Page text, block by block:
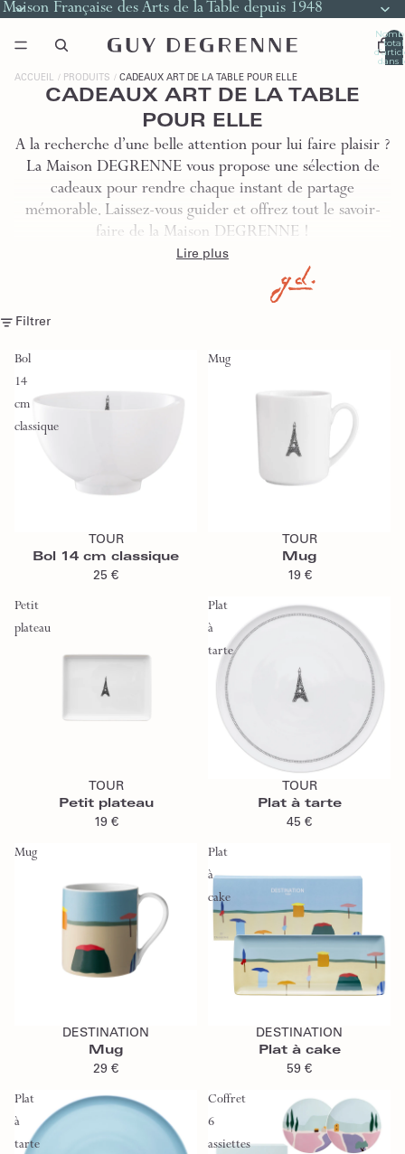
Maison Française des Arts de la Table depuis 1948
total
dans
ACCUEIL PRODUITS CADEAUX ART DE LA TABLE POUR ELLE
CADEAUX ART DE LA TABLE
POUR ELLE
A la recherche d’une belle attention pour lui faire plaisir ?
La Maison DEGRENNE vous propose une sélection de
cadeaux pour rendre chaque instant de partage
mémorable. Laissez-vous guider et offrez tout le savoir-
faire de la Maison DEGRENNE !
Lire plus
Filtrer
Bol
14
cm
classique
TOUR
Bol 14 cm classique
25 €
Mug
TOUR
Mug
19 €
Petit
plateau
TOUR
Petit plateau
19 €
Plat
à
tarte
Ajouter au panier
TOUR
Plat à tarte
45 €
Mug
DESTINATION
Mug
29 €
Plat
à
cake
DESTINATION
Plat à cake
59 €
Plat
à
tarte
Coffret
6
assiettes